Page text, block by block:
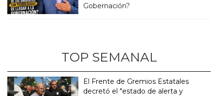
Gobernación?
TOP SEMANAL
El Frente de Gremios Estatales
decretó el "estado de alerta y